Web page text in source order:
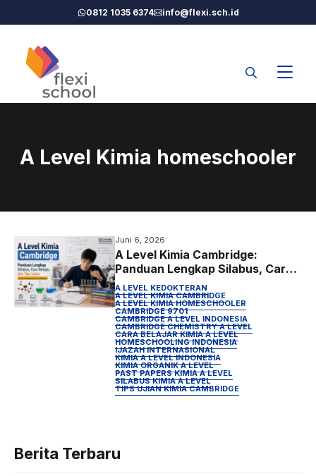
ke
0812 1035 6374 info@flexi.sch.id
A Level Kimia homeschooler
Juni 6, 2026
A Level Kimia Cambridge:
Panduan Lengkap Silabus, Cara
Belajar, dan Tips Lulus untuk
Homeschooler Indonesia
A LEVEL KEDOKTERAN
A LEVEL KIMIA CAMBRIDGE
A LEVEL KIMIA HOMESCHOOLER
CAMBRIDGE 9701
CAMBRIDGE A LEVEL INDONESIA
CAMBRIDGE CHEMISTRY A LEVEL
CARA BELAJAR KIMIA A LEVEL
HOMESCHOOLING INDONESIA
IJAZAH INTERNASIONAL
KIMIA A LEVEL INDONESIA
KIMIA ORGANIK A LEVEL
PAST PAPERS KIMIA A LEVEL
SILABUS KIMIA A LEVEL
TIPS UJIAN KIMIA CAMBRIDGE
Berita Terbaru